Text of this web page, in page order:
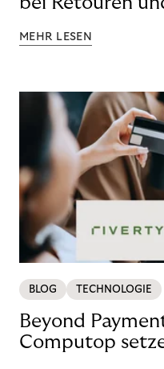
MEHR LESEN
BLOG TECHNOLOGIE
Beyond
Computop